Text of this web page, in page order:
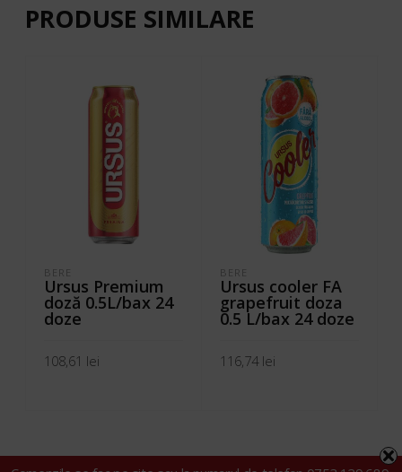
PRODUSE SIMILARE
BERE
Ursus Premium
doză 0.5L/bax 24
doze
108,61 lei
BERE
Ursus cooler FA
grapefruit doza
0.5 L/bax 24 doze
116,74 lei